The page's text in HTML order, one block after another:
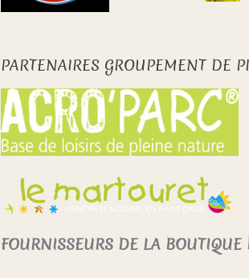
PARTENAIRES GROUPEMENT DE
FOURNISSEURS DE LA BOUTIQUE